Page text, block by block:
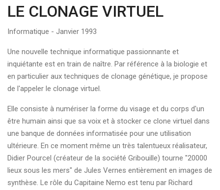
LE CLONAGE VIRTUEL
Informatique - Janvier 1993
Une nouvelle technique informatique passionnante et
inquiétante est en train de naître. Par référence à la biologie et
en particulier aux techniques de clonage génétique, je propose
de l'appeler le clonage virtuel.
Elle consiste à numériser la forme du visage et du corps d'un
être humain ainsi que sa voix et à stocker ce clone virtuel dans
une banque de données informatisée pour une utilisation
ultérieure. En ce moment même un très talentueux réalisateur,
Didier Pourcel (créateur de la société Gribouille) tourne "20000
lieux sous les mers" de Jules Vernes entièrement en images de
synthèse. Le rôle du Capitaine Nemo est tenu par Richard